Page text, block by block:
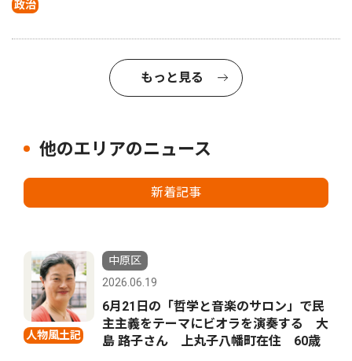
政治
もっと見る
他のエリアのニュース
新着記事
人物風土記
中原区
2026.06.19
6月21日の「哲学と音楽のサロン」で民
主主義をテーマにビオラを演奏する 大
島 路子さん 上丸子八幡町在住 60歳